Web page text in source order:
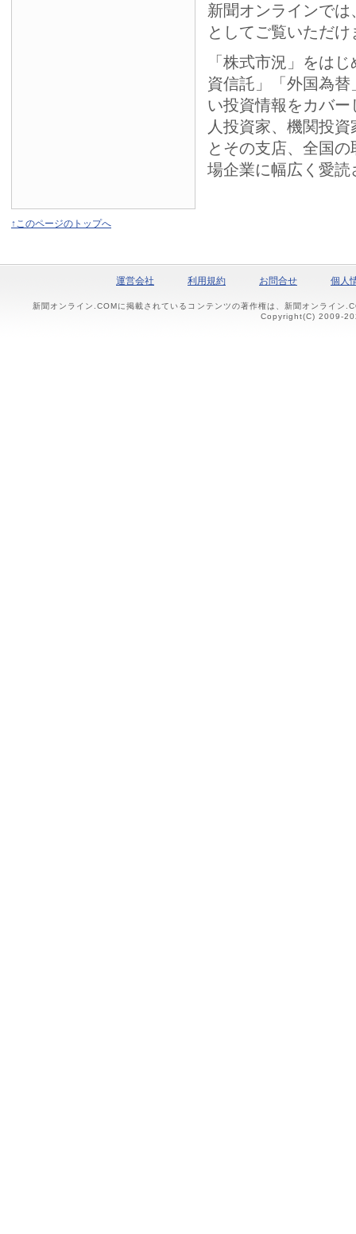
新聞オンラインで
としてご覧いただけ
「株式市況」をは
資信託」「外国為
い投資情報をカバ
人投資家、機関投
とその支店、全国
場企業に幅広く愛読
↑このページのトップへ
運営会社 利用規約 お問合せ 個人
新聞オンライン.COMに掲載されているコンテンツの著作権は、新聞オンライン
Copyright(C) 2009-